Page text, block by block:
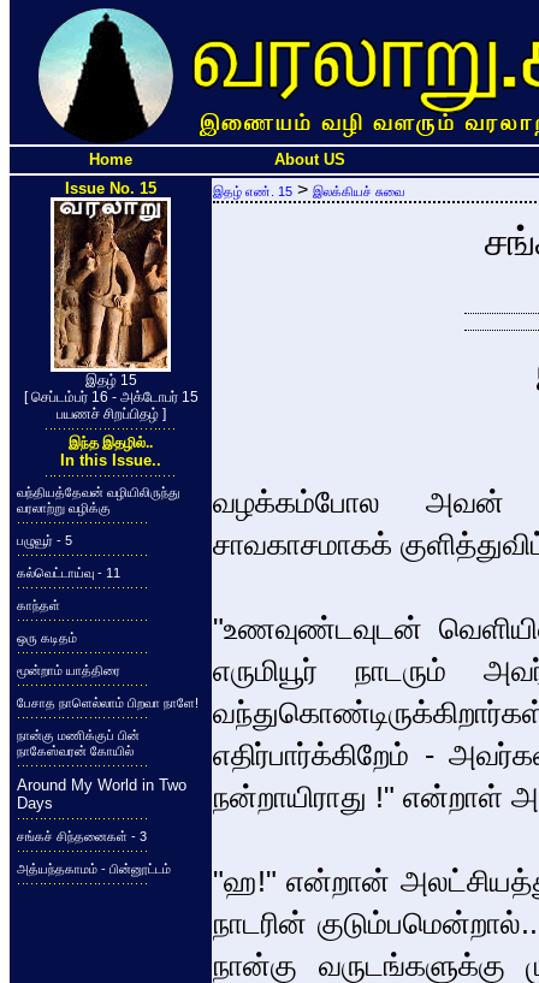
Home
About US
Issue No. 15
இதழ் 15
[ செப்டம்பர் 16 - அக்டோபர் 15
பயணச் சிறப்பிதழ் ]
இந்த இதழில்..
In this Issue..
வந்தியத்தேவன் வழியிலிருந்து
வரலாற்று வழிக்கு
பழுவூர் - 5
கல்வெட்டாய்வு - 11
காந்தள்
ஒரு கடிதம்
மூன்றாம் யாத்திரை
பேசாத நாளெல்லாம் பிறவா நாளே!
நான்கு மணிக்குப் பின்
நாகேஸ்வரன் கோயில்
Around My World in Two
Days
சங்கச் சிந்தனைகள் - 3
அத்யந்தகாமம் - பின்னூட்டம்
இதழ் எண். 15 > இலக்கியச் சுவை
வழக்கம்போல அவன்
சாவகாசமாகக்
"உணவுண்டவுடன்
எருமியூர் நாடரும்
எதிர்பார்க்கிறேம் -
நன்றாயிராது !"
"ஹ!" என்றான்
நாடரின்
நான்கு வருடங்களுக்கு